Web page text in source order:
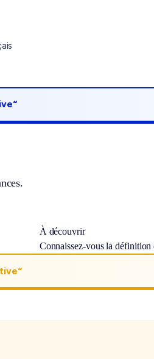
À découvrir
Connaissez-vous la définition